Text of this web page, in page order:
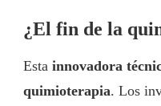
¿El fin de la
Esta innovadora
quimioterapia. Los